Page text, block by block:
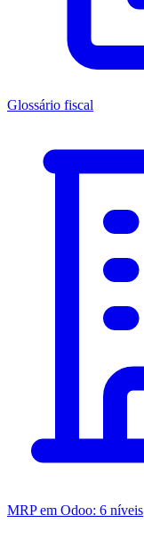
Glossário fiscal
MRP em Odoo: 6 níveis